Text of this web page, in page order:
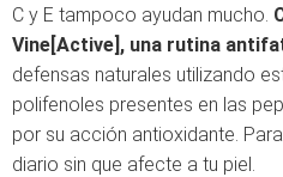
C y E tampoco ayudan mucho.
Vine[Active], una rutina
defensas naturales utilizando
polifenoles presentes en las
por su acción antioxidante.
diario sin que afecte a tu piel.